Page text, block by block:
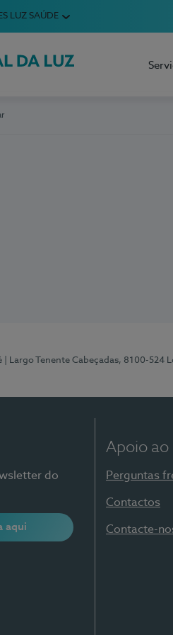
LUZ SAÚDE
| Largo Tenente Cabeçadas, 8100-524
do
aqui
Apoio ao
Perguntas
Contactos
Contacte-